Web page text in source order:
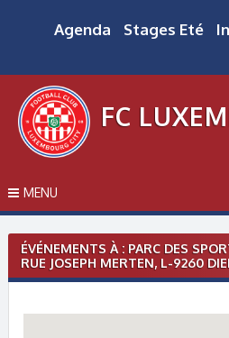
Agenda Stages Eté
FC
MENU
ÉVÉNEMENTS À : PARC DES
RUE JOSEPH MERTEN, L-9260